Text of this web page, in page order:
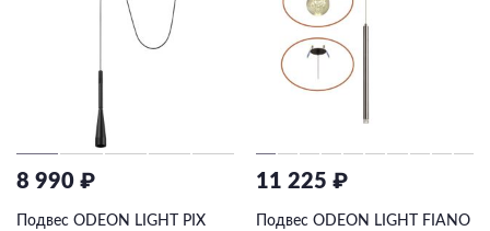
8 990 ₽
Подвес ODEON LIGHT PIX
11 225 ₽
Подвес ODEON LIGHT FIANO